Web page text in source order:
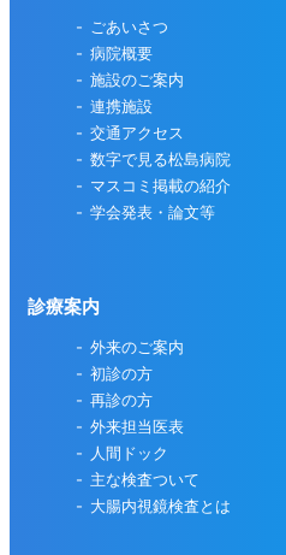
ごあいさつ
病院概要
施設のご案内
連携施設
交通アクセス
数字で見る松島病院
マスコミ掲載の紹介
学会発表・論文等
診療案内
外来のご案内
初診の方
再診の方
外来担当医表
人間ドック
主な検査ついて
大腸内視鏡検査とは